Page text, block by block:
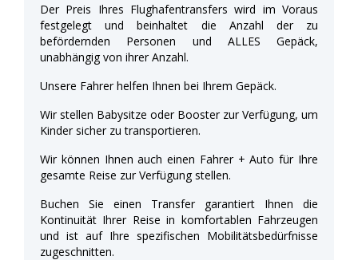
Der Preis Ihres Flughafentransfers wird im Voraus
festgelegt und beinhaltet die Anzahl der zu
befördernden Personen und ALLES Gepäck,
unabhängig von ihrer Anzahl.
Unsere Fahrer helfen Ihnen bei Ihrem Gepäck.
Wir stellen Babysitze oder Booster zur Verfügung, um
Kinder sicher zu transportieren.
Wir können Ihnen auch einen Fahrer + Auto für Ihre
gesamte Reise zur Verfügung stellen.
Buchen Sie einen Transfer garantiert Ihnen die
Kontinuität Ihrer Reise in komfortablen Fahrzeugen
und ist auf Ihre spezifischen Mobilitätsbedürfnisse
zugeschnitten.